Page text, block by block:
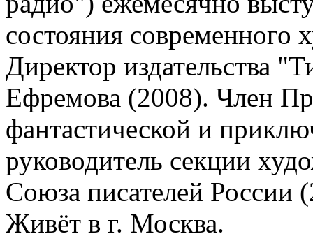
состояния современного
Директор издательства
Ефремова (2008). Член
фантастической и
руководитель секции
Союза писателей России
Живёт в г. Москва.